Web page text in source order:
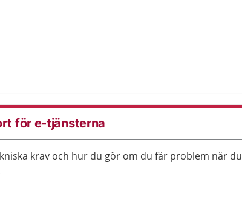
för e-tjänsterna
krav och hur du gör om du får problem när du